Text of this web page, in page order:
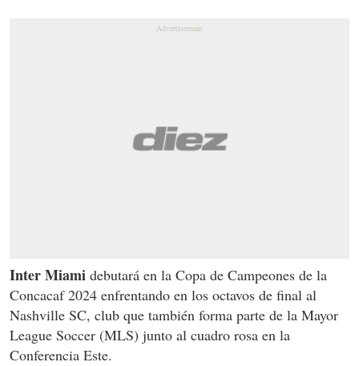
Inter Miami debutará en la Copa de Campeones de la
Concacaf 2024 enfrentando en los octavos de final al
Nashville SC, club que también forma parte de la Mayor
League Soccer (MLS) junto al cuadro rosa en la
Conferencia Este.